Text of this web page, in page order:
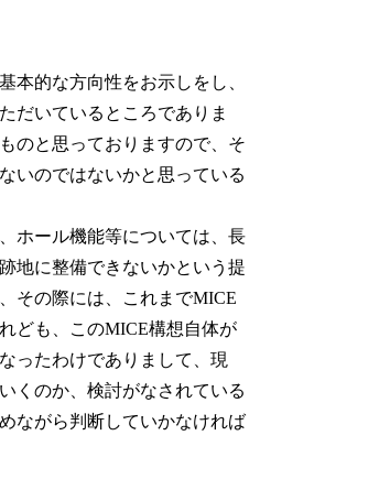
本的な方向性をお示しをし、
だいているところでありま
のと思っておりますので、そ
いのではないかと思っている
ホール機能等については、長
地に整備できないかという提
その際には、これまでMICE
ども、このMICE構想自体が
ったわけでありまして、現
くのか、検討がなされている
ながら判断していかなければ